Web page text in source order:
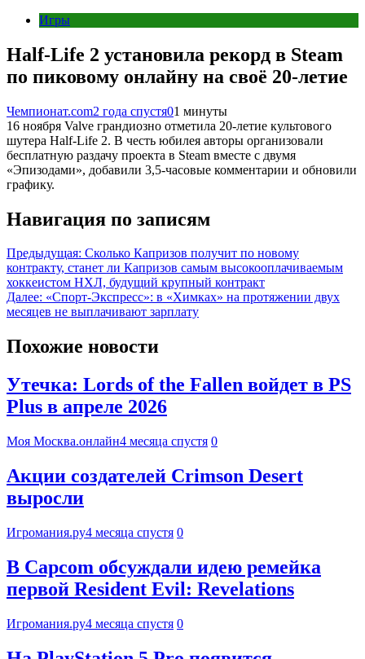
Игры
Half-Life 2 установила рекорд в Steam
по пиковому онлайну на своё 20-летие
Чемпионат.com2 года спустя01 минуты
16 ноября Valve грандиозно отметила 20-летие культового
шутера Half-Life 2. В честь юбилея авторы организовали
бесплатную раздачу проекта в Steam вместе с двумя
«Эпизодами», добавили 3,5-часовые комментарии и обновили
графику.
Навигация по записям
Предыдущая: Сколько Капризов получит по новому
контракту, станет ли Капризов самым высокооплачиваемым
хоккеистом НХЛ, будущий крупный контракт
Далее: «Спорт-Экспресс»: в «Химках» на протяжении двух
месяцев не выплачивают зарплату
Похожие новости
Утечка: Lords of the Fallen войдет в PS
Plus в апреле 2026
Моя Москва.онлайн4 месяца спустя 0
Акции создателей Crimson Desert
выросли
Игромания.ру4 месяца спустя 0
В Capcom обсуждали идею ремейка
первой Resident Evil: Revelations
Игромания.ру4 месяца спустя 0